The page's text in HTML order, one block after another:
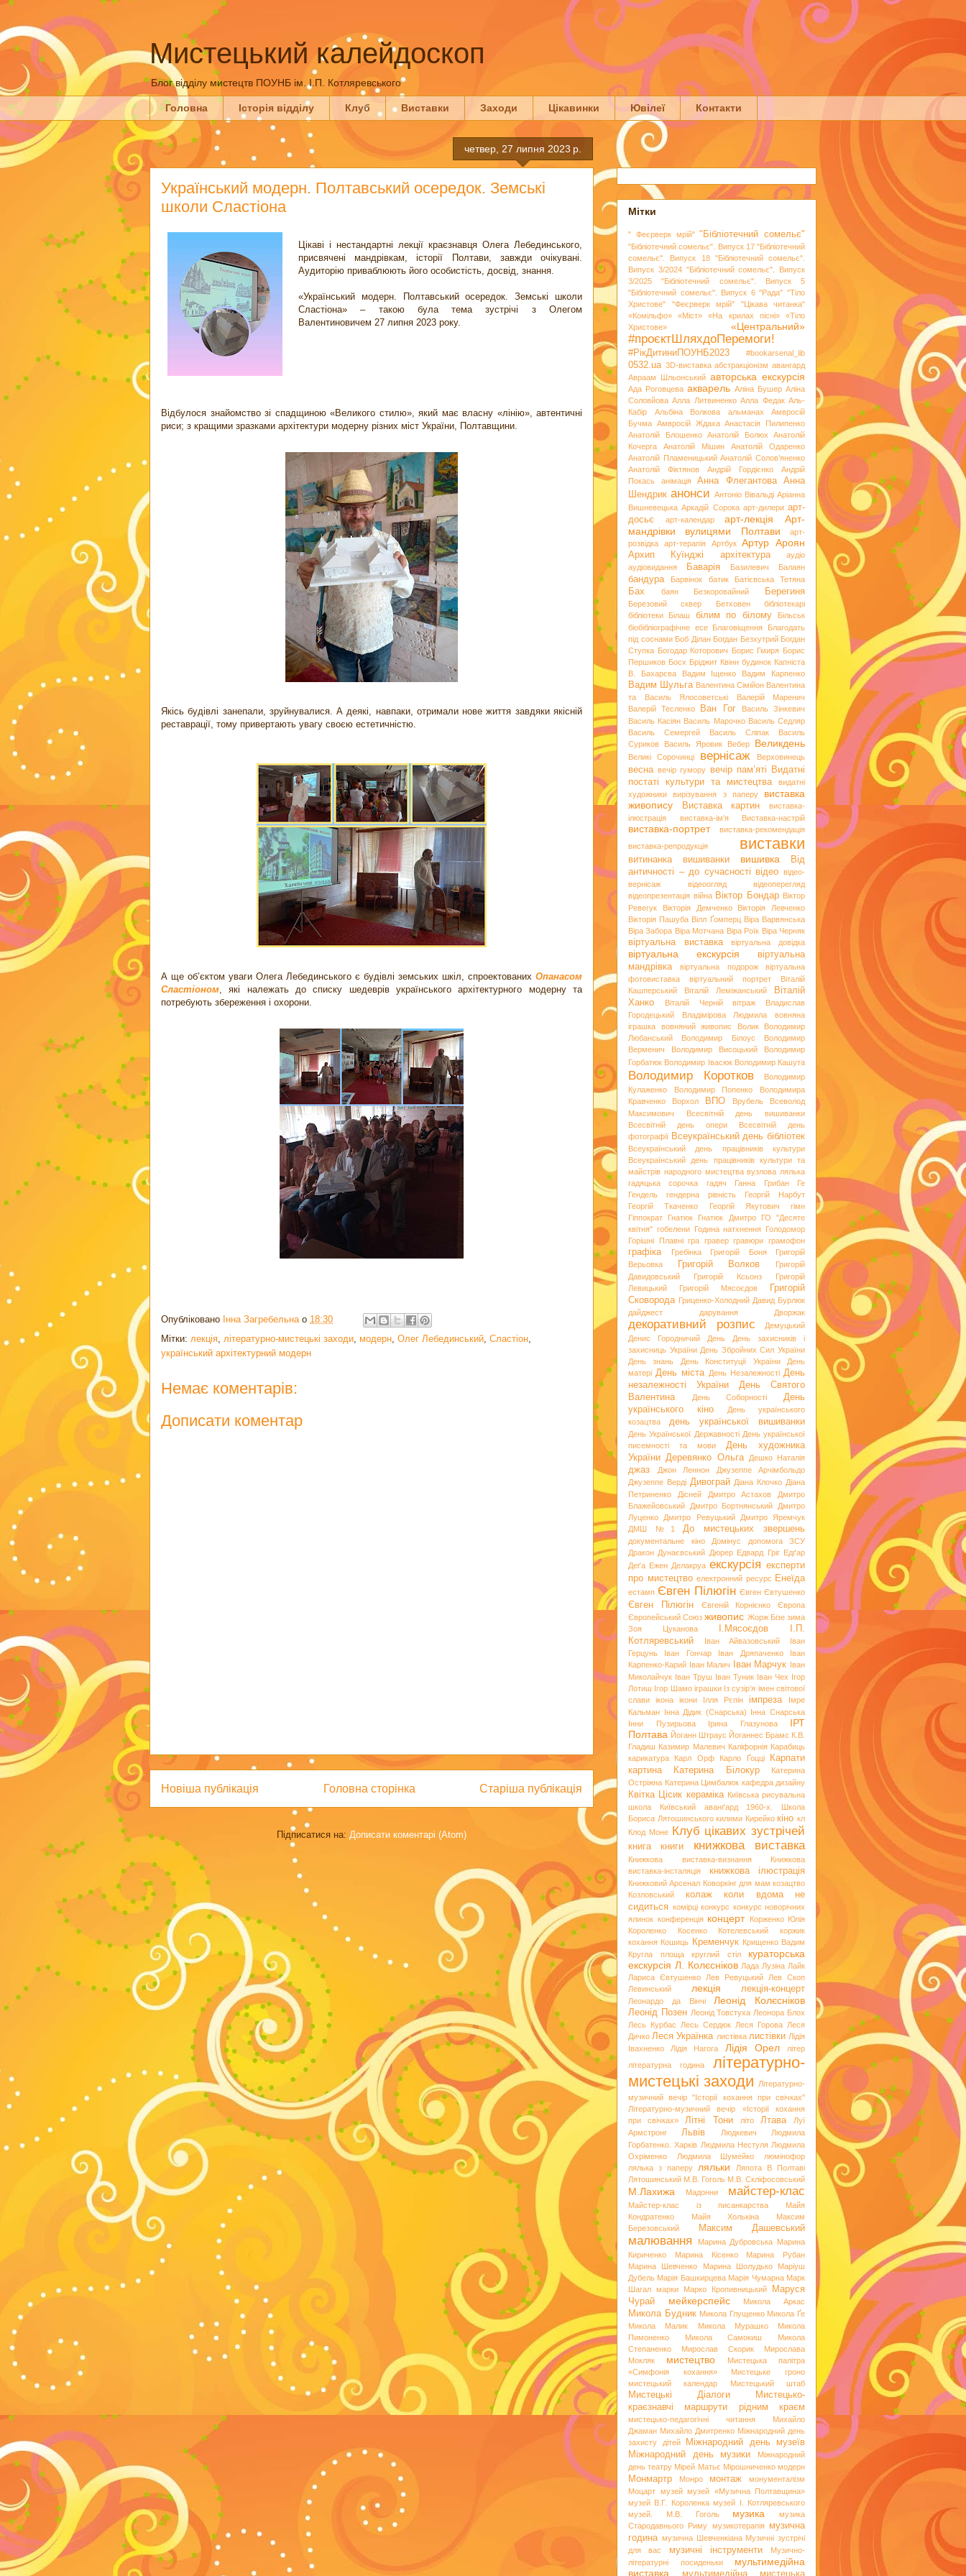
Мистецький калейдоскоп
Блог відділу мистецтв ПОУНБ ім. І.П. Котляревського
Головна Історія відділу Клуб Виставки Заходи Цікавинки Ювілеї Контакти
четвер, 27 липня 2023 р.
Український модерн. Полтавський осередок. Земські
школи Сластіона
Цікаві і нестандартні лекції краєзнавця Олега Лебединського,
присвячені мандрівкам, історії Полтави, завжди очікувані.
Аудиторію приваблюють його особистість, досвід, знання.
«Український модерн. Полтавський осередок. Земські школи
Сластіона» – такою була тема зустрічі з Олегом
Валентиновичем 27 липня 2023 року.
Відбулося знайомство зі спадщиною «Великого стилю», який має власну «лінію», автентичні
риси; з кращими зразками архітектури модерну різних міст України, Полтавщини.
Якісь будівлі занепали, зруйнувалися. А деякі, навпаки, отримали нове життя завдяки якісній
реставрації, тому привертають увагу своєю естетичністю.
А ще об’єктом уваги Олега Лебединського є будівлі земських шкіл, спроектованих Опанасом
Сластіоном , які належать до списку шедеврів українського архітектурного модерну та
потребують збереження і охорони.
Опубліковано Інна Загребельна о 18:30
Мітки: лекція літературно-мистецькі заходи модерн Олег Лебединський Сластіон
український архітектурний модерн
Немає коментарів:
Дописати коментар
Новіша публікація Старіша публікація
Головна сторінка
Підписатися на: Дописати коментарі (Atom)
Мітки
" Феєрверк мрій" "Бібліотечний сомельє"
"Бібліотечний сомельє". Випуск 17 "Бібліотечний
сомельє". Випуск 18
"Бібліотечний сомельє".
Випуск 3/2024 "Бібліотечний сомельє". Випуск
3/2025
"Бібліотечний сомельє". Випуск 5
"Бібліотечний сомельє". Випуск 6 "Рада" "Тіло
Христове"
"Феєрверк мрій"
"Цікава читанка"
«Комільфо»
«Міст» «На крилах пісні»
«Тіло
Христове»
«Центральний»
#проєктШляхдоПеремоги!
#РікДитиниПОУНБ2023 #bookarsenal_lib
0532.ua 3D-виставка абстракціонізм авангард
Авраам Шльонський авторська екскурсія
Ада Роговцева акварель Аліна Бушер Аліна
Соловйова Алла Литвиненко Алла Федак Аль-
Кабір
Альбіна Волкова альманах
Амвросій
Бучма Амвросій Ждаха Анастасія Пилипенко
Анатолій Блошенко
Анатолій Болюх
Анатолій
Кочерга
Анатолій Мішин
Анатолій Одаренко
Анатолій Пламеницький Анатолій Солов’яненко
Анатолій Фіктянов
Андрій Гордієнко
Андрій
Покась
анімація Анна Флегантова
Анна
Шендрик анонси Антоніо Вівальді Аріанна
Вишневецька Аркадій Сорока арт-дилери арт-
досьє
арт-календар арт-лекція
Арт-
мандрівки вулицями Полтави
арт-
розвідка
арт-терапія Артбук Артур Ароян
Архип Куїнджі архітектура
аудіо
аудіовидання
Баварія Базилевич Балаян
бандура Барвінок батик Батієвська Тетяна
Бах баян Безкоровайний Берегиня
Березовий сквер Бетховен
бібліотекарі
бібліотеки
Білаш білим по білому
Більськ
біобібліографічне есе
Благовіщення
Благодать
під соснами Боб Ділан Богдан Безхутрий Богдан
Ступка Богодар Которович Борис Гмиря Борис
Першиков Босх Бріджит Квінн будинок Капніста
В. Бахарєва
Вадим Іщенко Вадим Карпенко
Вадим Шульга Валентина Сімійон Валентина
та Василь Ялосоветські
Валерій Маренич
Валерій Тесленко
Ван Гог
Василь Зінкевич
Василь Касіян Василь Марочко Василь Седляр
Василь Семергей
Василь Сліпак
Василь
Суриков
Василь Яровик Вебер Великдень
Великі Сорочинці вернісаж Верховинець
весна вечір гумору вечір пам’яті
Видатні
постаті культури та мистецтва
видатні
художники
вирізування з паперу
виставка
живопису
Виставка картин
виставка-
ілюстрація
виставка-ім'я Виставка-настрій
виставка-портрет
виставка-рекомендація
виставка-репродукція
виставки
витинанка вишиванки вишивка
Від
античності – до сучасності відео відео-
вернісаж
відеоогляд
відеоперегляд
відеопрезентація війна Віктор Бондар Віктор
Ревегук
Вікторія Демченко
Вікторія Левченко
Вікторія Пашуба Вілл Ґомперц Віра Варвянська
Віра Забора Віра Мотчана Віра Роїк Віра Черняк
віртуальна виставка віртуальна довідка
віртуальна екскурсія
віртуальна
мандрівка
віртуальна подорож
віртуальна
фотовиставка
віртуальний портрет
Віталій
Кашперський
Віталій Леміжанський
Віталій
Ханко
Віталій Черній вітраж
Владислав
Городецький
Владімірова Людмила
вовняна
іграшка
вовняний живопис Волик
Володимир
Любанський
Володимир Білоус
Володимир
Верменич
Володимир Висоцький
Володимир
Горбатюк Володимир Івасюк Володимир Кашута
Володимир Коротков
Володимир
Кулаженко
Володимир Попенко
Володимира
Кравченко
Ворхол ВПО Врубель
Всеволод
Максимович
Всесвітній день вишиванки
Всесвітній день опери
Всесвітній день
фотографії Всеукраїнський день бібліотек
Всеукраїнський день працівників культури
Всеукраїнський день працівників культури та
майстрів народного мистецтва вузлова лялька
гадяцька сорочка
гадяч Ганна Грибан
Ге
Гендель
гендерна рівність
Георгій Нарбут
Георгій Ткаченко
Георгій Якутович
гімн
Гіппократ
Гнатюк Гнатюк Дмитро
ГО "Десяте
квітня" гобелени Година натхнення Голодомор
Горішні Плавні гра гравер гравюри грамофон
графіка Гребінка Григорій Боня
Григорій
Верьовка
Григорій Волков
Григорій
Давидовський
Григорій Ксьонз
Григорій
Левицький
Григорій Мясоєдов
Григорій
Сковорода Гриценко-Холодний Давид Бурлюк
дайджест
дарування Дворжак
декоративний розпис
Демуцький
Денис Городничий
День
День захисників і
захисниць України День Збройних Сил України
День знань
День Конституції України
День
матері День міста День Незалежності День
незалежності України
День Святого
Валентина
День Соборності
День
українського кіно
День українського
козацтва
день української вишиванки
День Української Державності День української
писемності та мови
День художника
України Деревянко Ольга Дешко Наталія
джаз Джон Леннон
Джузеппе Арчімбольдо
Джузеппе Верді Дивограй Діана Клочко Діана
Петриненко
Дісней Дмитро Астахов
Дмитро
Блажейовський
Дмитро Бортнянський
Дмитро
Луценко
Дмитро Ревуцький
Дмитро Яремчук
ДМШ №1
До мистецьких звершень
документальне кіно Домінус
допомога ЗСУ
Дракон Дунаєвський Дюрер Едвард Гріг Едґар
Деґа Ежен Делакруа екскурсія експерти
про мистецтво електронний ресурс Енеїда
естамп Євген Пілюгін Євген Євтушенко
Євген Пілюгін Євгеній Корнієнко
Європа
Європейський Союз живопис Жорж Бізе зима
Зоя Цуканова
І.Мясоєдов
І.П.
Котляревський
Іван Айвазовський
Іван
Герцунь
Іван Гончар Іван Дряпаченко
Іван
Карпенко-Карий Іван Малич Іван Марчук Іван
Миколайчук Іван Труш Іван Туник Іван Чех Ігор
Лотиш Ігор Шамо іграшки Із сузір’я імен світової
слави
ікона ікони Ілля Рєпін імпреза
Імре
Кальман Інна Дідик (Снарська) Інна Снарська
Інни Пузирьова
Ірина Глазунова
ІРТ
Полтава Йоганн Штраус Йоганнес Брамс К.В.
Гладиш Казимир Малевич Каліфорнія Карабиць
карикатура
Карл Орф Карло Ґоцці
Карпати
картина
Катерина Білокур
Катерина
Остріжна Катерина Цимбалюк кафедра дизайну
Квітка Цісик кераміка Київська рисувальна
школа
Київський аванґард 1960-х. Школа
Бориса Лятошинського килими Кирейко кіно кл
Клод Моне
Клуб цікавих зустрічей
книга книги книжкова виставка
Книжкова виставка-визнання
Книжкова
виставка-інсталяція
книжкова ілюстрація
Книжковий Арсенал Коворкінг для мам козацтво
Козловський
колаж
коли вдома не
сидиться комірці конкурс конкурс новорічних
ялинок конференція концерт
Корженко Юлія
Короленко
Косенко
Котелевський коржик
кохання Кошиць Кременчук Крищенко Вадим
Кругла площа
круглий стіл
кураторська
екскурсія Л. Колєсніков Лада Лузіна Лайк
Лариса Євтушенко
Лев Ревуцький
Лев Скоп
Левинський
лекція лекція-концерт
Леонардо да Вінчі Леонід Колєсніков
Леонід Позен Леонід Товстуха Леонора Блох
Лесь Курбас
Лесь Сердюк Леся Горова Леся
Дичко Леся Українка листівка листівки Лідія
Івахненко
Лідія Нагога Лідія Орел
літер
літературна година
літературно-
мистецькі заходи
Літературно-
музичний вечір "Історії кохання при свічках"
Літературно-музичний вечір «Історії кохання
при свічках»
Літні Тони літо Лтава
Луї
Армстронг
Львів Людкевич
Людмила
Горбатенко. Харків Людмила Нестуля Людмила
Охріменко
Людмила Шумейко
люмінофор
лялька з паперу
ляльки
Ляпота В Полтаві
Лятошинський М.В. Гоголь М.В. Скліфосовський
М.Лахижа Мадонни майстер-клас
Майстер-клас із писанкарства
Майя
Кондратенко
Майя Холькіна
Максим
Березовський
Максим Дашевський
малювання Марина Дубровська Марина
Кириченко
Марина Кісенко
Марина Рубан
Марина Шевченко
Марина Шолудько
Маріуш
Дубель Марія Башкирцева Марія Чумарна Марк
Шагал марки Марко Кропивницький
Маруся
Чурай
мейкерспейс Микола Аркас
Микола Будник Микола Глущенко Микола Ґе
Микола Малик
Микола Мурашко
Микола
Пимоненко
Микола Самокиш
Микола
Степаненко
Мирослав Скорик
Мирослава
Мокляк
мистецтво
Мистецька палітра
«Симфонія кохання»
Мистецьке гроно
мистецький календар
Мистецький штаб
Мистецькі Діалоги
Мистецько-
краєзнавчі маршрути рідним краєм
мистецько-педагогічні читання
Михайло
Джаман Михайло Дмитренко Міжнародний день
захисту дітей
Міжнародний день музеїв
Міжнародний день музики
Міжнародний
день театру Мірей Матьє Мірошниченко модерн
Монмартр Монро монтаж
монументалізм
Моцарт музей музей «Музична Полтавщина»
музей В.Г. Короленка музей І. Котляревського
музей. М.В. Гоголь
музика
музика
Стародавнього Риму музикотерапія
музична
година музична Шевченкіана Музичні зустрічі
для вас
музичні інструменти
Музично-
літературні посиденьки
мультимедійна
виставка
мультимедійна мистецька